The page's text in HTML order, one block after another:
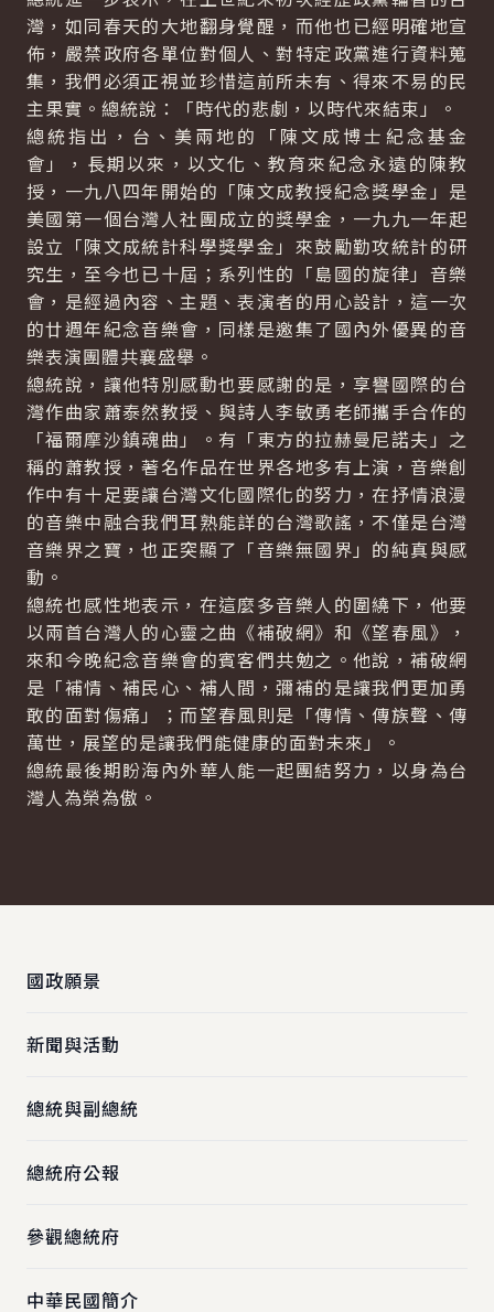
灣，如同春天的大地翻身覺醒，而他也已經明確地宣
佈，嚴禁政府各單位對個人、對特定政黨進行資料蒐
集，我們必須正視並珍惜這前所未有、得來不易的民
主果實。總統說：「時代的悲劇，以時代來結束」。
總統指出，台、美兩地的「陳文成博士紀念基金
會」，長期以來，以文化、教育來紀念永遠的陳教
授，一九八四年開始的「陳文成教授紀念獎學金」是
美國第一個台灣人社團成立的獎學金，一九九一年起
設立「陳文成統計科學獎學金」來鼓勵勤攻統計的研
究生，至今也已十屆；系列性的「島國的旋律」音樂
會，是經過內容、主題、表演者的用心設計，這一次
的廿週年紀念音樂會，同樣是邀集了國內外優異的音
樂表演團體共襄盛舉。
總統說，讓他特別感動也要感謝的是，享譽國際的台
灣作曲家蕭泰然教授、與詩人李敏勇老師攜手合作的
「福爾摩沙鎮魂曲」。有「東方的拉赫曼尼諾夫」之
稱的蕭教授，著名作品在世界各地多有上演，音樂創
作中有十足要讓台灣文化國際化的努力，在抒情浪漫
的音樂中融合我們耳熟能詳的台灣歌謠，不僅是台灣
音樂界之寶，也正突顯了「音樂無國界」的純真與感
動。
總統也感性地表示，在這麼多音樂人的圍繞下，他要
以兩首台灣人的心靈之曲《補破網》和《望春風》，
來和今晚紀念音樂會的賓客們共勉之。他說，補破網
是「補情、補民心、補人間，彌補的是讓我們更加勇
敢的面對傷痛」；而望春風則是「傳情、傳族聲、傳
萬世，展望的是讓我們能健康的面對未來」。
總統最後期盼海內外華人能一起團結努力，以身為台
灣人為榮為傲。
國政願景
新聞與活動
總統與副總統
總統府公報
參觀總統府
中華民國簡介